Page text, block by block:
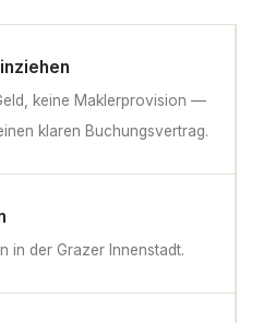
keine Maklerprovision —
klaren Buchungsvertrag.
in der Grazer Innenstadt.